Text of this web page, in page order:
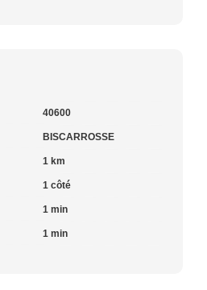
40600
BISCARROSSE
1 km
1 côté
1 min
1 min